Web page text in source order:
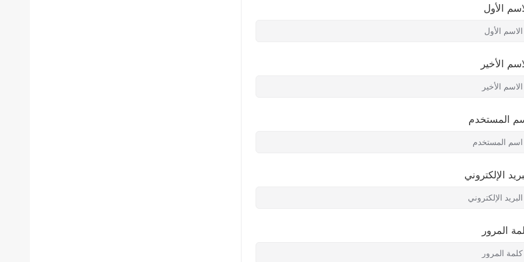
الأول
الأخير
المستخدم
الإلكتروني
المرور